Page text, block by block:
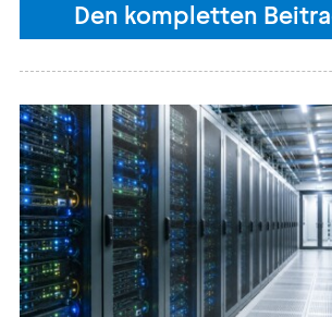
Den kompletten